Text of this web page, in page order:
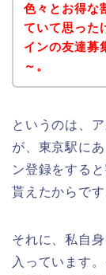
色々とお得な
ていて思った
インの友達募
～。
というのは、
が、東京駅に
ン登録をする
貰えたからです
それに、私自
入っています